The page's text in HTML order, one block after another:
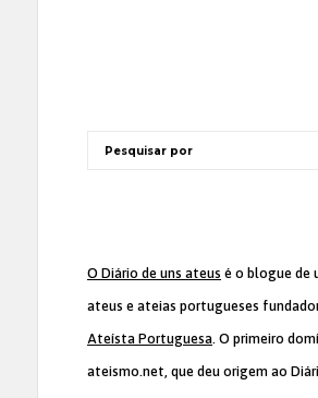
O Diário de uns ateus é o blogue de
ateus e ateias portugueses
Ateísta Portuguesa. O primeiro
ateismo.net, que deu origem ao